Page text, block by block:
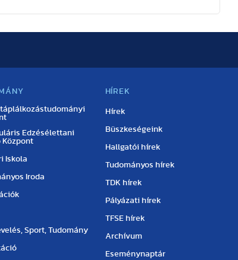
Edzésélettani
Központ
Iskola
Iroda
Sport, Tudomány
HÍREK
Hírek
Büszkeségeink
Hallgatói hírek
Tudományos hírek
TDK hírek
Pályázati hírek
TFSE hírek
Archívum
Eseménynaptár